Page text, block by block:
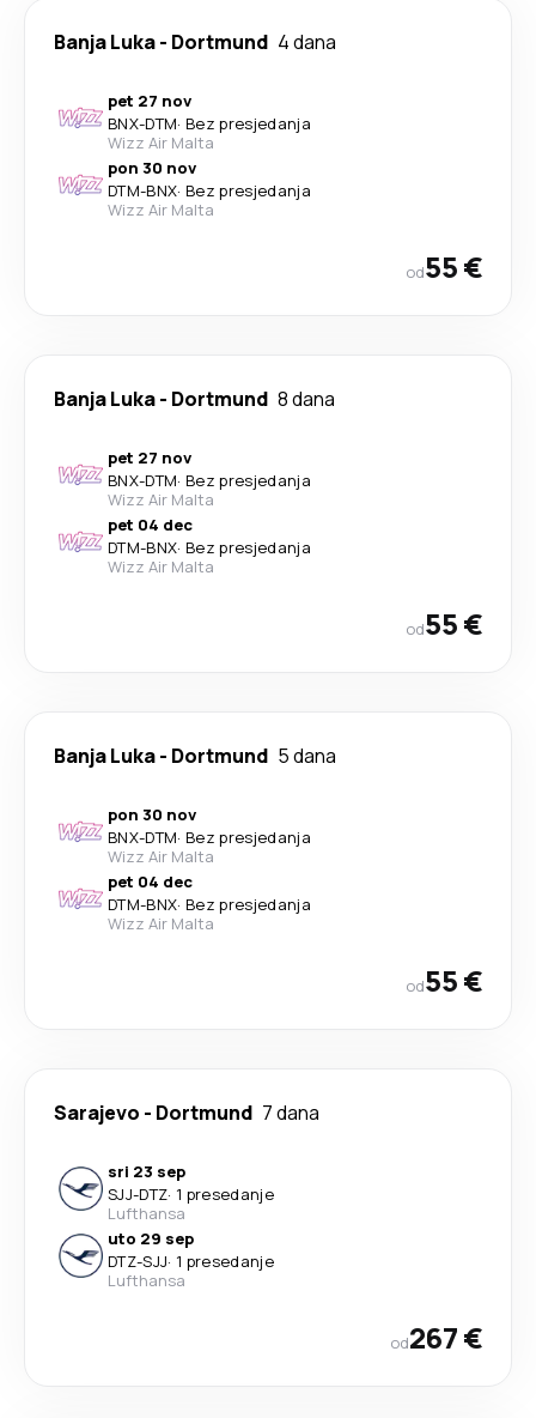
Banja Luka- Dortmund 4 dana
pet 27 nov
BNX-DTM· Bez presjedanja
Wizz Air Malta
pon 30 nov
DTM-BNX· Bez presjedanja
Wizz Air Malta
od55 €
Banja Luka- Dortmund 8 dana
pet 27 nov
BNX-DTM· Bez presjedanja
Wizz Air Malta
pet 04 dec
DTM-BNX· Bez presjedanja
Wizz Air Malta
od55 €
Banja Luka- Dortmund 5 dana
pon 30 nov
BNX-DTM· Bez presjedanja
Wizz Air Malta
pet 04 dec
DTM-BNX· Bez presjedanja
Wizz Air Malta
od55 €
Sarajevo - Dortmund 7 dana
sri 23 sep
SJJ-DTZ· 1 presedanje
Lufthansa
uto 29 sep
DTZ-SJJ· 1 presedanje
Lufthansa
od267 €